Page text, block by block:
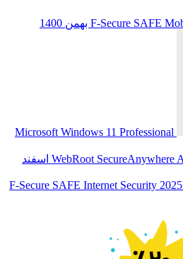
F-Secure SAFE
Microsoft Windows 11 Professional
WebRoot SecureAnywhere 21 اسفند